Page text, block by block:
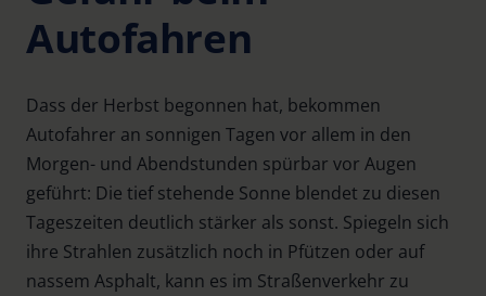
Autofahren
Dass der Herbst begonnen hat, bekommen
Autofahrer an sonnigen Tagen vor allem in den
Morgen- und Abendstunden spürbar vor Augen
geführt: Die tief stehende Sonne blendet zu diesen
Tageszeiten deutlich stärker als sonst. Spiegeln sich
ihre Strahlen zusätzlich noch in Pfützen oder auf
nassem Asphalt, kann es im Straßenverkehr zu